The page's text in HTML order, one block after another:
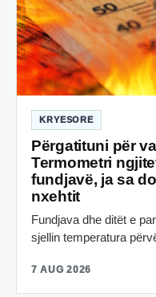
KRYESORE
Përgatituni për
Termometri
fundjavë, ja sa
nxehtit
Fundjava dhe ditët e
sjellin temperatura
7 AUG 2026